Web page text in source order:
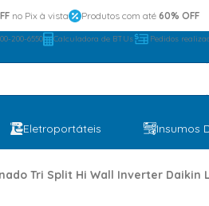
no Pix à vista Produtos com até 60% OFF
200-6550 Calculadora de BTUs Pedidos
Eletroportáteis Insumos
Tri Split Hi Wall Inverter Daikin